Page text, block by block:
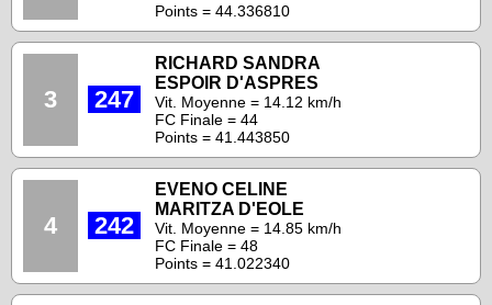
Points = 44.336810
3 247
RICHARD SANDRA
ESPOIR D'ASPRES
Vit. Moyenne = 14.12 km/h
FC Finale = 44
Points = 41.443850
4 242
EVENO CELINE
MARITZA D'EOLE
Vit. Moyenne = 14.85 km/h
FC Finale = 48
Points = 41.022340